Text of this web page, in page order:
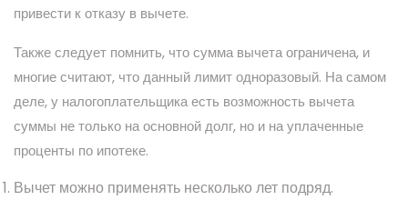
привести к отказу в вычете.
Также следует помнить, что сумма вычета ограничена, и
многие считают, что данный лимит одноразовый. На самом
деле, у налогоплательщика есть возможность вычета
суммы не только на основной долг, но и на уплаченные
проценты по ипотеке.
Вычет можно применять несколько лет подряд.